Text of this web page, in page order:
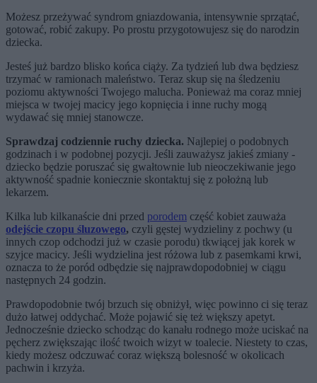
Możesz przeżywać syndrom gniazdowania, intensywnie sprzątać,
gotować, robić zakupy. Po prostu przygotowujesz się do narodzin
dziecka.
Jesteś już bardzo blisko końca ciąży. Za tydzień lub dwa będziesz
trzymać w ramionach maleństwo. Teraz skup się na śledzeniu
poziomu aktywności Twojego malucha. Ponieważ ma coraz mniej
miejsca w twojej macicy jego kopnięcia i inne ruchy mogą
wydawać się mniej stanowcze.
Sprawdzaj codziennie ruchy dziecka. Najlepiej o podobnych
godzinach i w podobnej pozycji. Jeśli zauważysz jakieś zmiany -
dziecko będzie poruszać się gwałtownie lub nieoczekiwanie jego
aktywność spadnie koniecznie skontaktuj się z położną lub
lekarzem.
Kilka lub kilkanaście dni przed porodem część kobiet zauważa
odejście czopu śluzowego, czyli gęstej wydzieliny z pochwy (u
innych czop odchodzi już w czasie porodu) tkwiącej jak korek w
szyjce macicy. Jeśli wydzielina jest różowa lub z pasemkami krwi,
oznacza to że poród odbędzie się najprawdopodobniej w ciągu
następnych 24 godzin.
Prawdopodobnie twój brzuch się obniżył, więc powinno ci się teraz
dużo łatwej oddychać. Może pojawić się też większy apetyt.
Jednocześnie dziecko schodząc do kanału rodnego może uciskać na
pęcherz zwiększając ilość twoich wizyt w toalecie. Niestety to czas,
kiedy możesz odczuwać coraz większą bolesność w okolicach
pachwin i krzyża.